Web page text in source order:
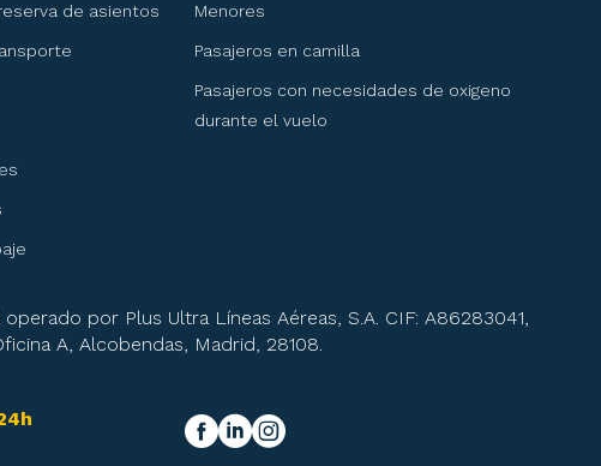
de asientos Menores
Pasajeros en camilla
Pasajeros con necesidades de oxigeno
durante el vuelo
por Plus Ultra Líneas Aéreas, S.A. CIF: A86283041,
A, Alcobendas, Madrid, 28108.
y síguenos!
facebook
linkedIninstagram